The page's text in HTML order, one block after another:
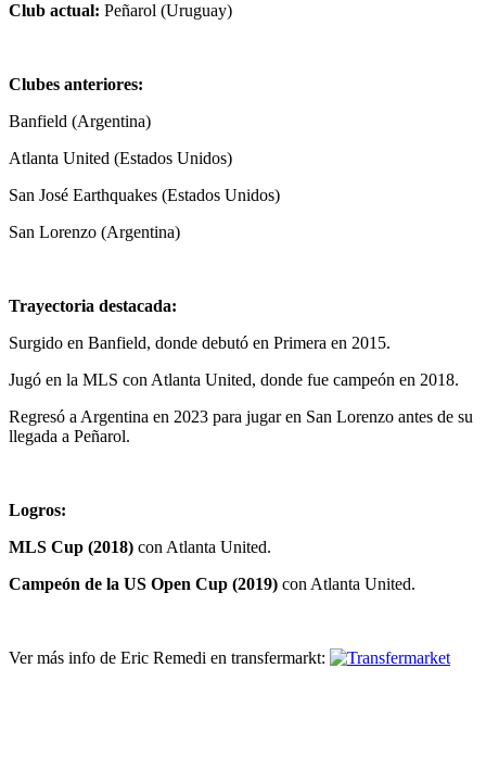
Club actual: Peñarol (Uruguay)
Clubes anteriores:
Banfield (Argentina)
Atlanta United (Estados Unidos)
San José Earthquakes (Estados Unidos)
San Lorenzo (Argentina)
Trayectoria destacada:
Surgido en Banfield, donde debutó en Primera en 2015.
Jugó en la MLS con Atlanta United, donde fue campeón en 2018.
Regresó a Argentina en 2023 para jugar en San Lorenzo antes de su
llegada a Peñarol.
Logros:
MLS Cup (2018) con Atlanta United.
Campeón de la US Open Cup (2019) con Atlanta United.
Ver más info de Eric Remedi en transfermarkt: